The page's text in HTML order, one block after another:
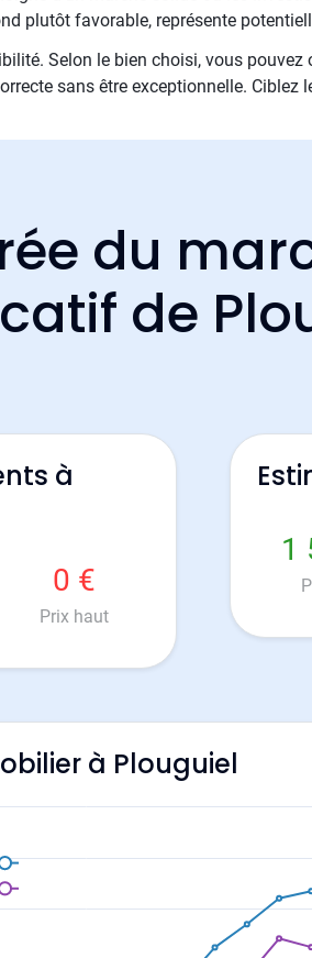
plutôt favorable, représente
Selon le bien choisi, vous
sans être exceptionnelle. Ciblez
du
de
à
0 €
Prix haut
1
à Plouguiel